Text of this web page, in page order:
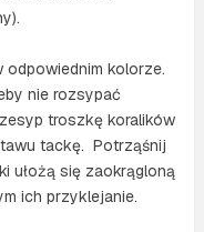
kolorze.
nie rozsypać
troszkę koralików
tackę. Potrząśnij
ułożą się zaokrągloną
ich przyklejanie.